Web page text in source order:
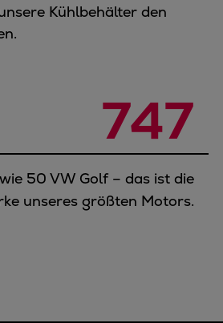
Kühlbehälter den
747
50 VW Golf – das ist die
unseres größten Motors.